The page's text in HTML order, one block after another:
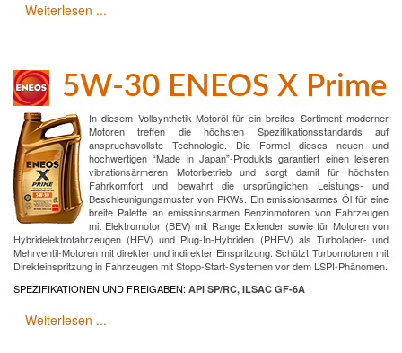
Weiterlesen ...
5W-30 ENEOS X Prime
In diesem Vollsynthetik-Motoröl für ein breites Sortiment moderner
Motoren treffen die höchsten Spezifikationsstandards auf
anspruchsvollste Technologie. Die Formel dieses neuen und
hochwertigen “Made in Japan”-Produkts garantiert einen leiseren
vibrationsärmeren Motorbetrieb und sorgt damit für höchsten
Fahrkomfort und bewahrt die ursprünglichen Leistungs- und
Beschleunigungsmuster von PKWs. Ein emissionsarmes Öl für eine
breite Palette an emissionsarmen Benzinmotoren von Fahrzeugen
mit Elektromotor (BEV) mit Range Extender sowie für Motoren von
Hybridelektrofahrzeugen (HEV) und Plug-In-Hybriden (PHEV) als Turbolader- und
Mehrventil-Motoren mit direkter und indirekter Einspritzung. Schützt Turbomotoren mit
Direkteinspritzung in Fahrzeugen mit Stopp-Start-Systemen vor dem LSPI-Phänomen.
SPEZIFIKATIONEN UND FREIGABEN: API SP/RC, ILSAC GF-6A
Weiterlesen ...